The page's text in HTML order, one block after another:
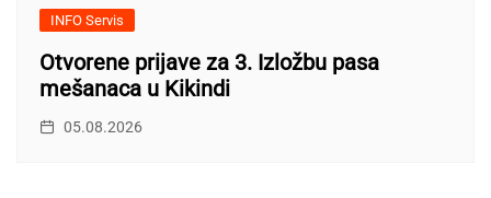
INFO Servis
Otvorene prijave za 3. Izložbu pasa
mešanaca u Kikindi
05.08.2026